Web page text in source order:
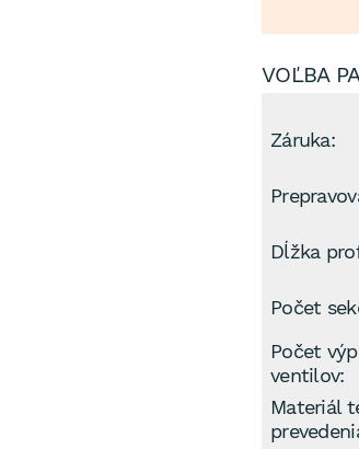
VOĽBA
Záruka:
Dĺžka
Počet
Počet
ventilov:
Materiál